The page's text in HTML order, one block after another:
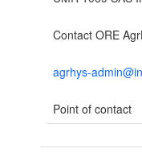
Contact ORE
agrhys-
Point of contact